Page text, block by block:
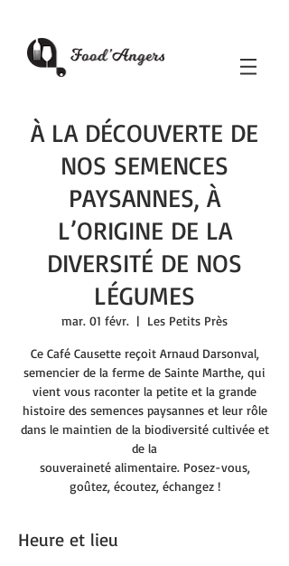
À LA DÉCOUVERTE DE
NOS SEMENCES
PAYSANNES, À
L’ORIGINE DE LA
DIVERSITÉ DE NOS
LÉGUMES
mar. 01 févr.
  |
Les Petits Près
Ce Café Causette reçoit Arnaud Darsonval,
semencier de la ferme de Sainte Marthe, qui
vient vous raconter la petite et la grande
histoire des semences paysannes et leur rôle
dans le maintien de la biodiversité cultivée et
de la
souveraineté alimentaire. Posez-vous,
goûtez, écoutez, échangez !
Heure et lieu